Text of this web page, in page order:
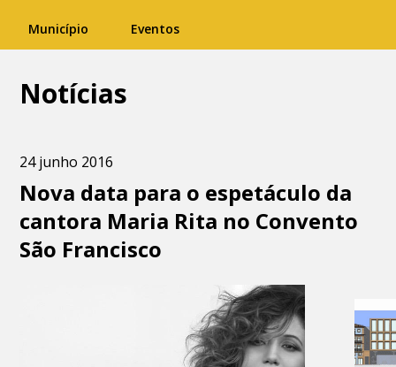
Município Eventos
Notícias
24 junho 2016
Nova data para o espetáculo da
cantora Maria Rita no Convento
São Francisco